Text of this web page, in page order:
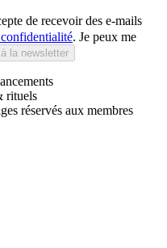
de recevoir des e-mails
. Je peux me
la newsletter
rituels
réservés aux membres